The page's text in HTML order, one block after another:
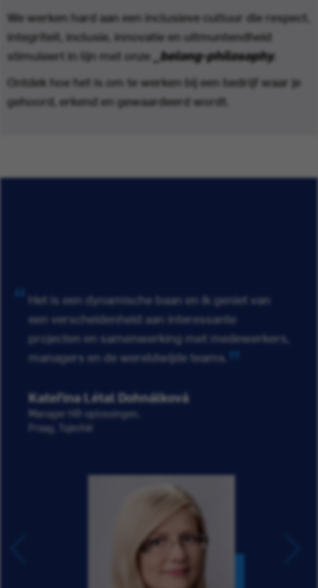
We werken hard aan een inclusieve cultuur die respect,
integriteit, inclusie, innovatie en uitmuntendheid
stimuleert in lijn met onze _belong-philosophy.
Ontdek hoe het is om te werken bij een bedrijf waar je
gehoord, erkend en gewaardeerd wordt.
Het is een dynamische baan en ik geniet van
een verscheidenheid aan interessante
projecten en samenwerking met medewerkers,
managers en de wereldwijde teams.
Kateřina Létal Dohnálková
Manager HR-oplossingen,
Praag, Tsjechië